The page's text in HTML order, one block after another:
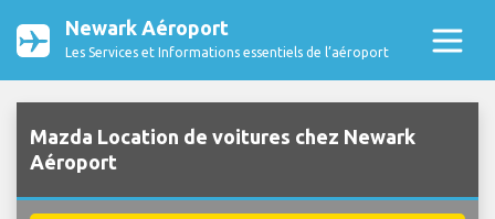
Newark Aéroport
Les Services et Informations essentiels de l’aéroport
Mazda Location de voitures chez Newark
Aéroport